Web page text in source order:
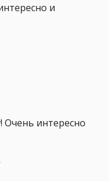
и
Очень интересно